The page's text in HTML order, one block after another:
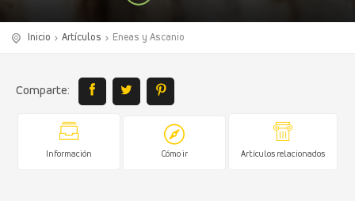
Inicio Artículos Eneas y Ascanio
Comparte:
Información Cómo ir Artículos relacionados